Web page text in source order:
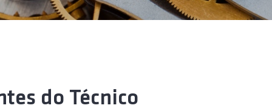
do Técnico